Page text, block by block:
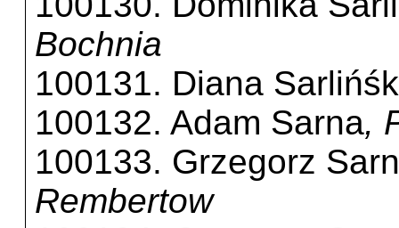
Bochnia
100131. Diana
100132. Adam Sarna,
100133. Grzegorz
Rembertow